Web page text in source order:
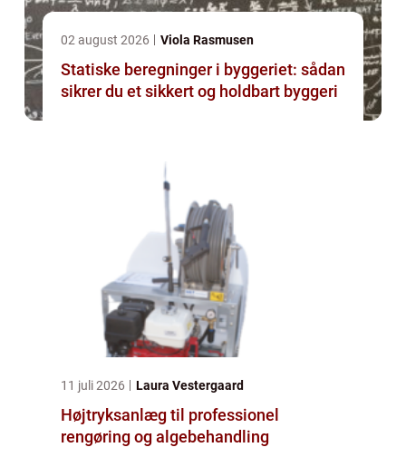
02 august 2026 Viola Rasmusen
Statiske beregninger i byggeriet: sådan
sikrer du et sikkert og holdbart byggeri
11 juli 2026 Laura Vestergaard
Højtryksanlæg til professionel
rengøring og algebehandling